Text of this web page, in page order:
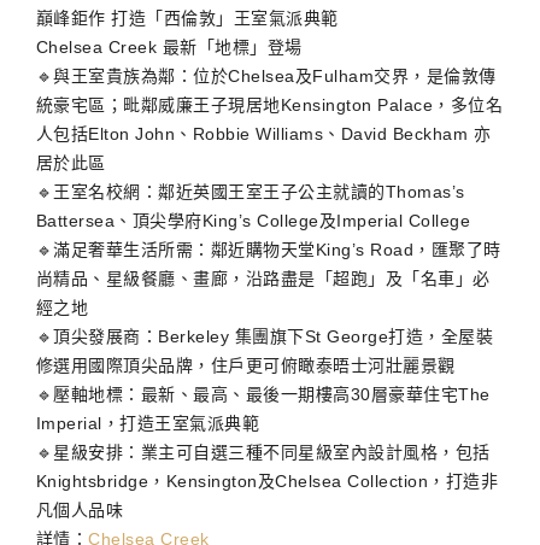
巔峰鉅作 打造「西倫敦」王室氣派典範
Chelsea Creek 最新「地標」登場
🔹與王室貴族為鄰：位於Chelsea及Fulham交界，是倫敦傳
統豪宅區；毗鄰威廉王子現居地Kensington Palace，多位名
人包括Elton John、Robbie Williams、David Beckham 亦
居於此區
🔹王室名校網：鄰近英國王室王子公主就讀的Thomas’s
Battersea、頂尖學府King’s College及Imperial College
🔹滿足奢華生活所需：鄰近購物天堂King’s Road，匯聚了時
尚精品、星級餐廳、畫廊，沿路盡是「超跑」及「名車」必
經之地
🔹頂尖發展商：Berkeley 集團旗下St George打造，全屋裝
修選用國際頂尖品牌，住戶更可俯瞰泰晤士河壯麗景觀
🔹壓軸地標：最新、最高、最後一期樓高30層豪華住宅The
Imperial，打造王室氣派典範
🔹星級安排：業主可自選三種不同星級室內設計風格，包括
Knightsbridge，Kensington及Chelsea Collection，打造非
凡個人品味
詳情：Chelsea Creek